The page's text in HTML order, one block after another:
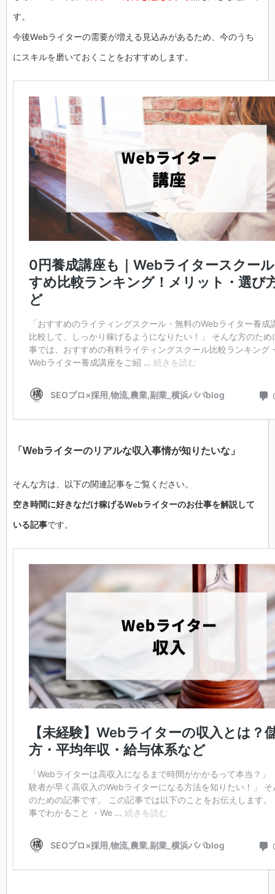
す。
今後Webライターの需要が増える見込みがあるため、今のうち
にスキルを磨いておくことをおすすめします。
「Webライターのリアルな収入事情が知りたいな」
そんな方は、以下の関連記事をご覧ください。
空き時間に好きなだけ稼げるWebライターのお仕事を解説して
いる記事です。